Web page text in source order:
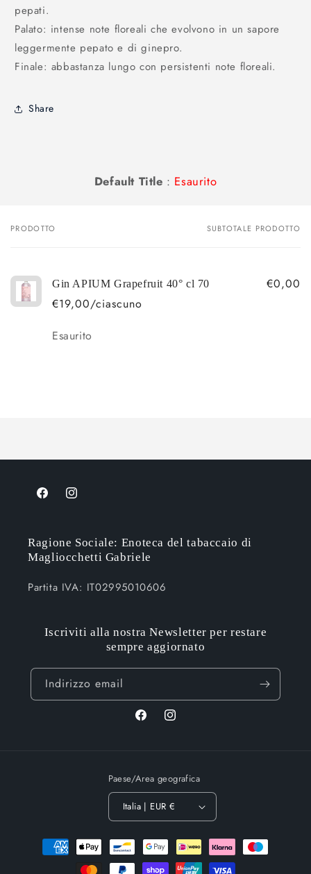
pepati.
Palato: intense note floreali che evolvono in un sapore
leggermente pepato e di ginepro.
Finale: abbastanza lungo con persistenti note floreali.
Share
Default Title : Esaurito
Il
PRODOTTO SUBTOTALE PRODOTTO
Gin APIUM Grapefruit 40° cl 70
€19,00/ciascuno
€0,00
Quantità
Esaurito
FacebookInstagram
Ragione Sociale: Enoteca del tabaccaio di
Magliocchetti Gabriele
Partita IVA: IT02995010606
Iscriviti alla nostra Newsletter per restare
sempre aggiornato
Indirizzo email
FacebookInstagram
Paese/Area geografica
Italia | EUR €
Metodi